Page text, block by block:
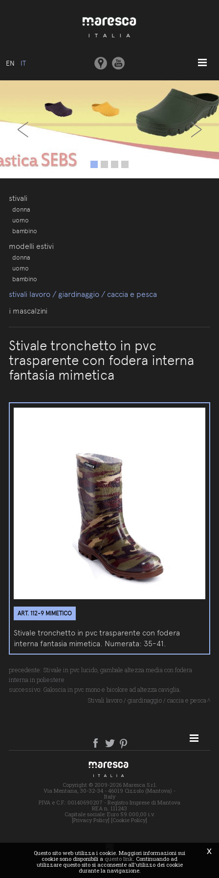
EN IT
ABOUT US
MODELLI BASE
COLLEZIONI
STAMPI E MACCHINARI
COMUNICAZIONE
‹ ›
stivali
donna
uomo
bambino
modelli estivi
donna
uomo
bambino
stivali lavoro / giardinaggio / caccia e pesca
i mascalzini
Stivale tronchetto in pvc
trasparente con fodera interna
fantasia mimetica
ART. 112-9 MIMETICO
Stivale tronchetto in pvc trasparente con fodera
interna fantasia mimetica. Numerata: 35-41.
precedente: Stivale in pvc lucido, gambale altezza media con fodera
interna in poliestere
successivo: Galoscia in pvc mono e bicolore ad altezza caviglia.
Stivali lavoro / giardinaggio / caccia e pesca
SITE MAP
Copyright © 2009-2026 Maresca S.r.l.
Via Mentana, 30-32-34 - 46019 Cizzolo (Mantova) -
Italy
P.IVA e C.F.: 00140690207 - Registro Imprese di Mantova
REA n. 111243
Capitale sociale: Euro 59.000,00 i.v.
[Privacy Policy] [Cookie Policy]
x
Questo sito web utilizza i cookie. Maggiori informazioni sui
cookie sono disponibili a questo link. Continuando ad
utilizzare questo sito si acconsente all'utilizzo dei cookie
durante la navigazione.